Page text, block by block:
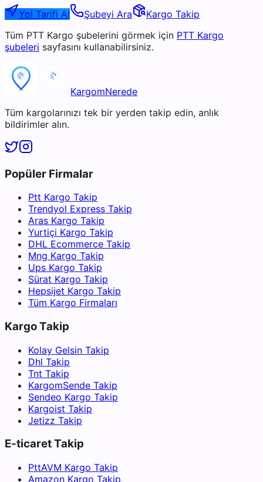
Yol Tarifi Al Şubeyi Ara
Kargo Takip
Tüm PTT Kargo şubelerini görmek için PTT Kargo
şubeleri sayfasını kullanabilirsiniz.
KargomNerede
Tüm kargolarınızı tek bir yerden takip edin, anlık
bildirimler alın.
Popüler Firmalar
Ptt Kargo Takip
Trendyol Express Takip
Aras Kargo Takip
Yurtiçi Kargo Takip
DHL Ecommerce Takip
Mng Kargo Takip
Ups Kargo Takip
Sürat Kargo Takip
Hepsijet Kargo Takip
Tüm Kargo Firmaları
Kargo Takip
Kolay Gelsin Takip
Dhl Takip
Tnt Takip
KargomSende Takip
Sendeo Kargo Takip
Kargoist Takip
Jetizz Takip
E-ticaret Takip
PttAVM Kargo Takip
Amazon Kargo Takip